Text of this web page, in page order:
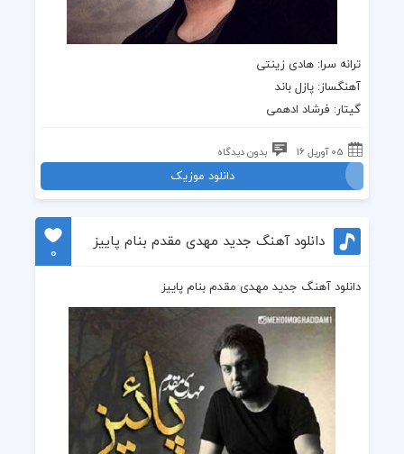
ترانه سرا: هادی زینتی
آهنگساز: پازل باند
گیتار: فرشاد ادهمی
05 آوریل 16 بدون دیدگاه
دانلود موزیک
دانلود آهنگ جدید مهدی مقدم بنام پاییز
0
دانلود آهنگ جدید مهدی مقدم بنام پاییز